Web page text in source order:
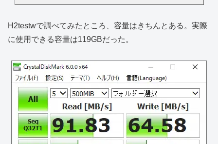
H2testwで調べてみたところ、容量はきちんとある。実際
に使用できる容量は119GBだった。